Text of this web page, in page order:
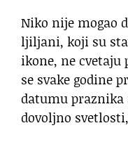
Niko nije mogao
ljiljani, koji su
ikone, ne
se svake godine
datumu praznika
dovoljno